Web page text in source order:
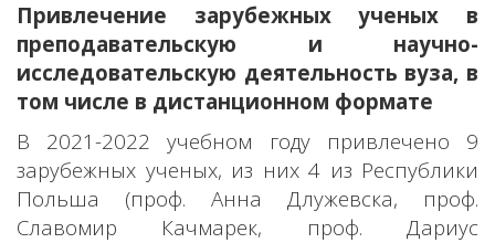
Привлечение зарубежных ученых в
преподавательскую и научно-
исследовательскую деятельность вуза, в
том числе в дистанционном формате
В 2021-2022 учебном году привлечено 9
зарубежных ученых, из них 4 из Республики
Польша (проф. Анна Длужевска, проф.
Славомир Качмарек, проф. Дариус